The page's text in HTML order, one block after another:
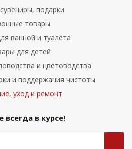
подарки
товары
ванной и туалета
для детей
и цветоводства
и поддержания чистоты
уход и ремонт
всегда в курсе!